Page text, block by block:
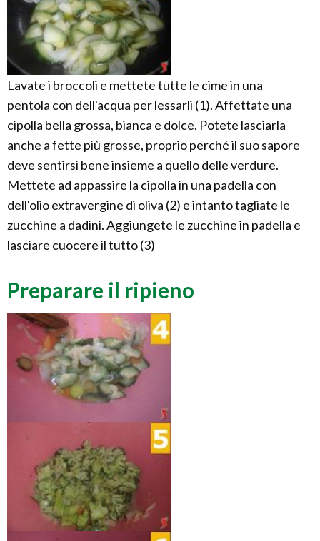
Lavate i broccoli e mettete tutte le cime in una
pentola con dell'acqua per lessarli (1). Affettate una
cipolla bella grossa, bianca e dolce. Potete lasciarla
anche a fette più grosse, proprio perché il suo sapore
deve sentirsi bene insieme a quello delle verdure.
Mettete ad appassire la cipolla in una padella con
dell'olio extravergine di oliva (2) e intanto tagliate le
zucchine a dadini. Aggiungete le zucchine in padella e
lasciare cuocere il tutto (3)
Preparare il ripieno